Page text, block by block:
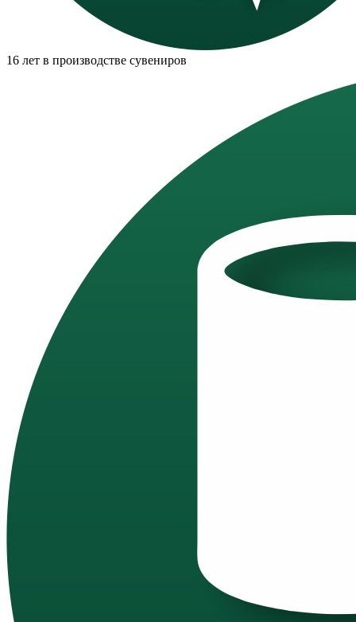
16 лет в производстве сувениров